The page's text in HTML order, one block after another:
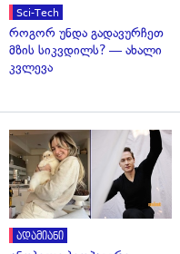
Sci-Tech
როგორ უნდა გადავურჩეთ
მზის სიკვდილს? — ახალი
კვლევა
ადამიანი